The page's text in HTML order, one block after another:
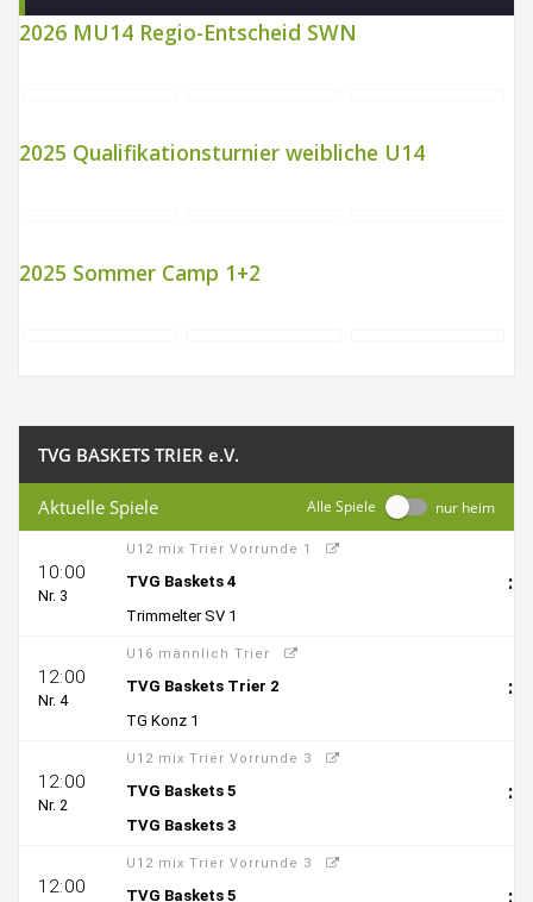
2026 MU14 Regio-Entscheid SWN
2025 Qualifikationsturnier weibliche U14
2025 Sommer Camp 1+2